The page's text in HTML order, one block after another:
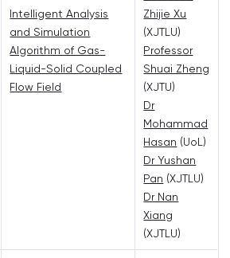
Intelligent Analysis
and Simulation
Algorithm of Gas-
Liquid-Solid Coupled
Flow Field
Zhijie Xu
(XJTLU)
Professor
Shuai Zheng
(XJTU)
Dr
Mohammad
Hasan (UoL)
Dr Yushan
Pan (XJTLU)
Dr Nan
Xiang
(XJTLU)